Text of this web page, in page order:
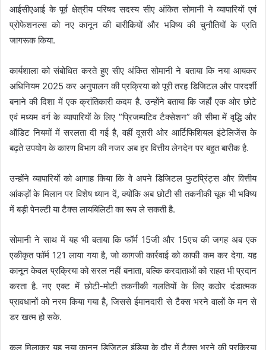
आईसीएआई के पूर्व क्षेत्रीय परिषद सदस्य सीए अंकित सोमानी ने व्यापारियों एवं
प्रोफेशनल्स को नए कानून की बारीकियों और भविष्य की चुनौतियों के प्रति
जागरूक किया.
कार्यशाला को संबोधित करते हुए सीए अंकित सोमानी ने बताया कि नया आयकर
अधिनियम 2025 कर अनुपालन की प्रक्रिया को पूरी तरह डिजिटल और पारदर्शी
बनाने की दिशा में एक क्रांतिकारी कदम है. उन्होंने बताया कि जहाँ एक ओर छोटे
एवं मध्यम वर्ग के व्यापारियों के लिए ”प्रिजम्पटिव टैक्सेशन” की सीमा में वृद्धि और
ऑडिट नियमों में सरलता दी गई है, वहीं दूसरी ओर आर्टिफिशियल इंटेलिजेंस के
बढ़ते उपयोग के कारण विभाग की नजर अब हर वित्तीय लेनदेन पर बहुत बारीक है.
उन्होंने व्यापारियों को आगाह किया कि वे अपने डिजिटल फुटप्रिंट्स और वित्तीय
आंकड़ों के मिलान पर विशेष ध्यान दें, क्योंकि अब छोटी सी तकनीकी चूक भी भविष्य
में बड़ी पेनल्टी या टैक्स लायबिलिटी का रूप ले सकती है.
सोमानी ने साथ में यह भी बताया कि फॉर्म 15जी और 15एच की जगह अब एक
एकीकृत फॉर्म 121 लाया गया है, जो कागजी कार्रवाई को काफी कम कर देगा. यह
कानून केवल प्रक्रिया को सरल नहीं बनाता, बल्कि करदाताओं को राहत भी प्रदान
करता है. नए एक्ट में छोटी-मोटी तकनीकी गलतियों के लिए कठोर दंडात्मक
प्रावधानों को नरम किया गया है, जिससे ईमानदारी से टैक्स भरने वालों के मन से
डर खत्म हो सके.
कुल मिलाकर यह नया कानून डिजिटल इंडिया के दौर में टैक्स भरने की प्रक्रिया